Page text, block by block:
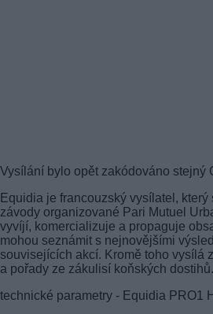
Vysílání bylo opět zakódováno stejný
Equidia je francouzský vysílatel,
závody organizované Pari Mutuel
vyvíjí, komercializuje a propaguje
mohou seznámit s nejnovějšími
souvisejících akcí. Kromě toho vysílá
a pořady ze zákulisí koňských dostihů.
technické parametry - Equidia PRO1